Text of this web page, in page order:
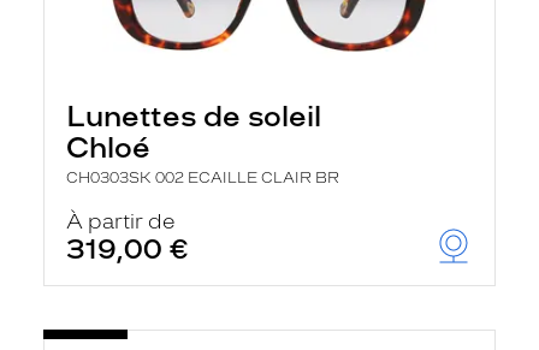
Lunettes de soleil
Chloé
CH0303SK 002 ECAILLE CLAIR BR
À partir de
319,00 €